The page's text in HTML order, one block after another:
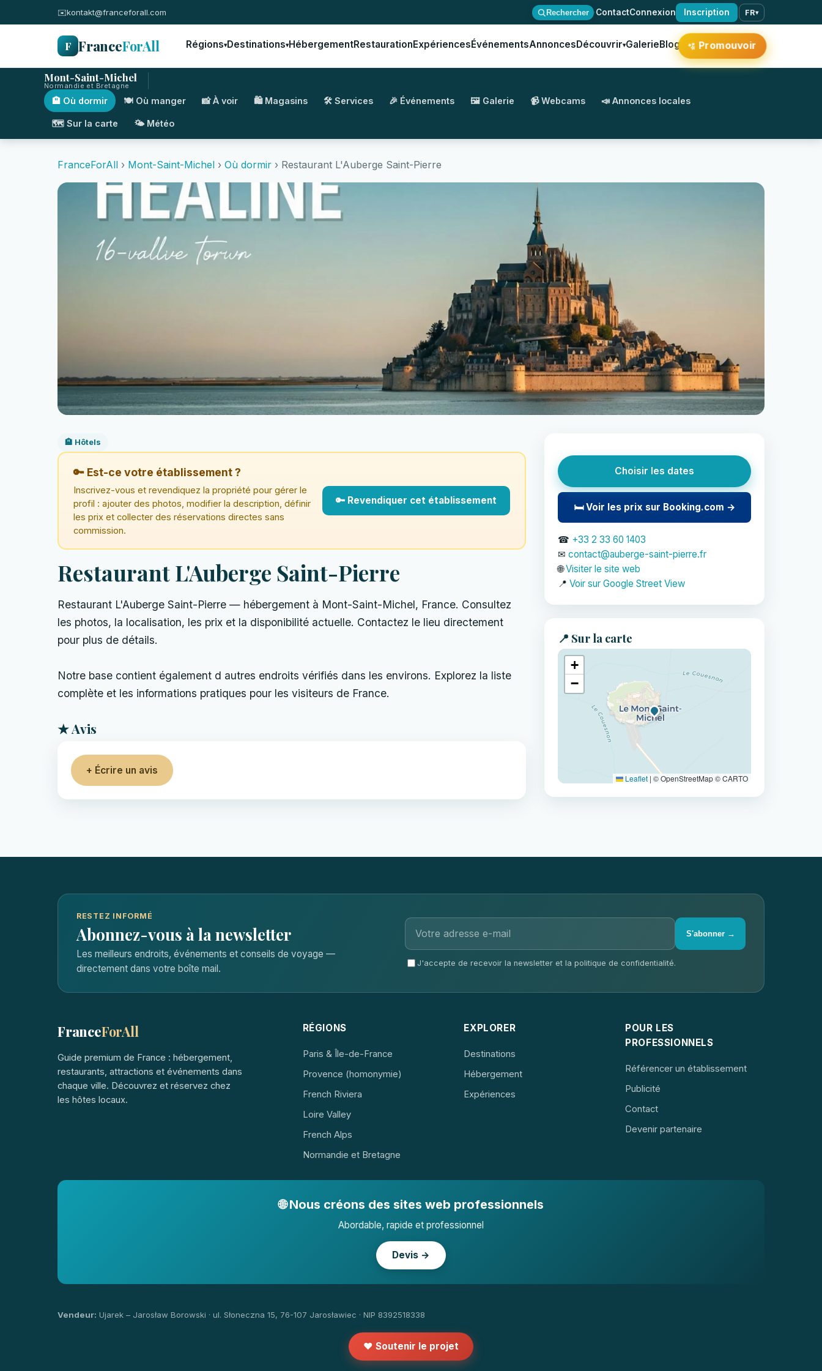
✉️kontakt@franceforall.com Rechercher ·ContactConnexion Inscription FR▾
F FranceForAll Régions▾Destinations▾HébergementRestaurationExpériencesÉvénementsAnnoncesDécouvrir▾GalerieBlog ✨ Promouvoir
Mont-Saint-Michel
Normandie et Bretagne
🏨 Où dormir 🍽️ Où manger 📸 À voir 🛍️ Magasins 🛠️ Services 🎉 Événements 🖼️ Galerie 📹 Webcams 📣 Annonces locales
🗺️ Sur la carte 🌤️ Météo
FranceForAll › Mont-Saint-Michel › Où dormir › Restaurant L'Auberge Saint-Pierre
🏨 Hôtels
🔑 Est-ce votre établissement ?
Inscrivez-vous et revendiquez la propriété pour gérer le
profil : ajouter des photos, modifier la description, définir
les prix et collecter des réservations directes sans
commission.
🔑 Revendiquer cet établissement
Restaurant L'Auberge Saint-Pierre
Restaurant L'Auberge Saint-Pierre — hébergement à Mont-Saint-Michel, France. Consultez
les photos, la localisation, les prix et la disponibilité actuelle. Contactez le lieu directement
pour plus de détails.
Notre base contient également d autres endroits vérifiés dans les environs. Explorez la liste
complète et les informations pratiques pour les visiteurs de France.
★ Avis
+ Écrire un avis
Choisir les dates
🛏 Voir les prix sur Booking.com →
☎ +33 2 33 60 1403
✉ contact@auberge-saint-pierre.fr
🌐Visiter le site web
📍 Voir sur Google Street View
📍 Sur la carte
+
−
Leaflet | © OpenStreetMap © CARTO
RESTEZ INFORMÉ
Abonnez-vous à la newsletter
Les meilleurs endroits, événements et conseils de voyage —
directement dans votre boîte mail.
S'abonner →
J'accepte de recevoir la newsletter et la politique de confidentialité.
FranceForAll
Guide premium de France : hébergement,
restaurants, attractions et événements dans
chaque ville. Découvrez et réservez chez
les hôtes locaux.
RÉGIONS
Paris & Île-de-France
Provence (homonymie)
French Riviera
Loire Valley
French Alps
Normandie et Bretagne
EXPLORER
Destinations
Hébergement
Expériences
POUR LES
PROFESSIONNELS
Référencer un établissement
Publicité
Contact
Devenir partenaire
🌐 Nous créons des sites web professionnels
Abordable, rapide et professionnel
Devis →
Vendeur: Ujarek – Jarosław Borowski · ul. Słoneczna 15, 76-107 Jarosławiec · NIP 8392518338
❤️ Soutenir le projet